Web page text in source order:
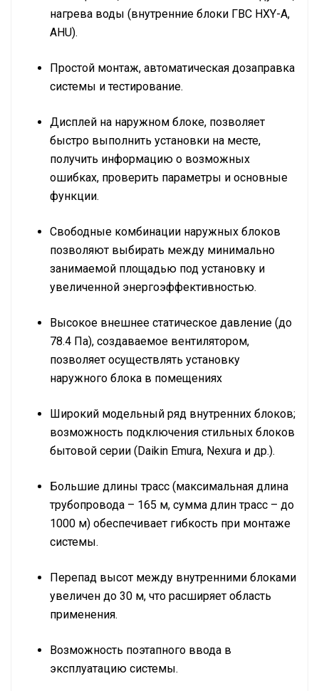
нагрева воды (внутренние блоки ГВС HXY-A,
AHU).
Простой монтаж, автоматическая дозаправка
системы и тестирование.
Дисплей на наружном блоке, позволяет
быстро выполнить установки на месте,
получить информацию о возможных
ошибках, проверить параметры и основные
функции.
Свободные комбинации наружных блоков
позволяют выбирать между минимально
занимаемой площадью под установку и
увеличенной энергоэффективностью.
Высокое внешнее статическое давление (до
78.4 Па), создаваемое вентилятором,
позволяет осуществлять установку
наружного блока в помещениях
Широкий модельный ряд внутренних блоков;
возможность подключения стильных блоков
бытовой серии (Daikin Emura, Nexura и др.).
Большие длины трасс (максимальная длина
трубопровода – 165 м, сумма длин трасс – до
1000 м) обеспечивает гибкость при монтаже
системы.
Перепад высот между внутренними блоками
увеличен до 30 м, что расширяет область
применения.
Возможность поэтапного ввода в
эксплуатацию системы.